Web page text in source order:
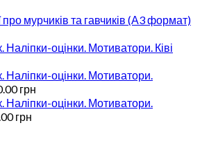
про мурчиків та гавчиків (А3 формат)
Наліпки-оцінки. Мотиватори. Ківі
Наліпки-оцінки. Мотиватори.
грн
Наліпки-оцінки. Мотиватори.
грн